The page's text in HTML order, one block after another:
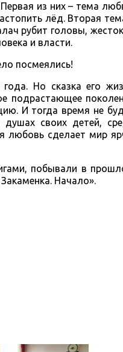
из них – тема
лёд. Вторая
рубит головы,
и власти.
посмеялись!
Но сказка его
подрастающее
И тогда время не
своих детей,
любовь сделает мир
побывали в
Начало».